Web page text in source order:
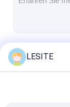
Klimaanlage
LESITE